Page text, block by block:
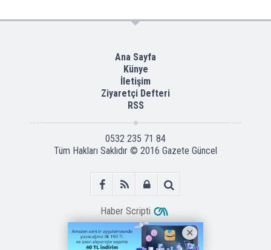
Ana Sayfa
Künye
İletişim
Ziyaretçi Defteri
RSS
0532 235 71 84
Tüm Hakları Saklıdır © 2016 Gazete Güncel
Haber Scripti